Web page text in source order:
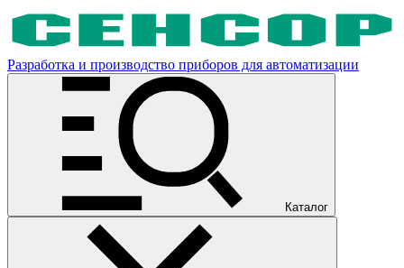
Разработка и производство приборов для автоматизации
Каталог